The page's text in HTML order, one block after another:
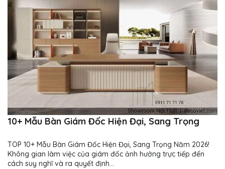
10+ Mẫu Bàn Giám Đốc Hiện Đại, Sang Trọng
TOP 10+ Mẫu Bàn Giám Đốc Hiện Đại, Sang Trọng Năm 2026!
Không gian làm việc của giám đốc ảnh hưởng trực tiếp đến
cách suy nghĩ và ra quyết định...